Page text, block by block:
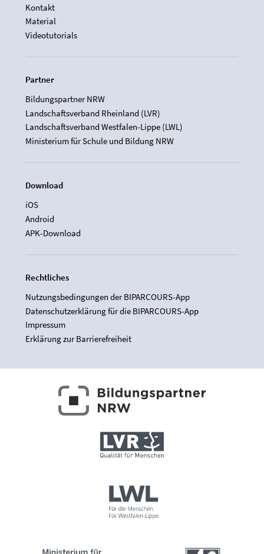
Kontakt
Material
Videotutorials
Partner
Bildungspartner NRW
Landschaftsverband Rheinland (LVR)
Landschaftsverband Westfalen-Lippe (LWL)
Ministerium für Schule und Bildung NRW
Download
iOS
Android
APK-Download
Rechtliches
Nutzungsbedingungen der BIPARCOURS-App
Datenschutzerklärung für die BIPARCOURS-App
Impressum
Erklärung zur Barrierefreiheit